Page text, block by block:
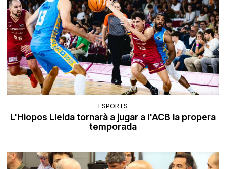
ESPORTS
L'Hiopos Lleida tornarà a jugar a l'ACB la propera
temporada